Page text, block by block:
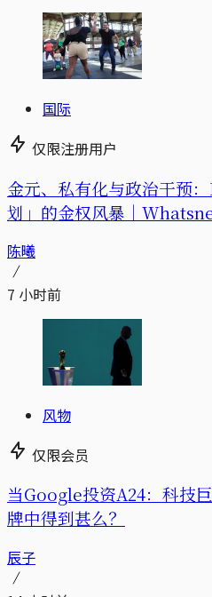
国际
仅限注册用户
金元、私有化与政治干预
划」的金权风暴｜
陈曦
7 小时前
风物
仅限会员
当Google投资A24：科技
牌中得到甚么？
辰子